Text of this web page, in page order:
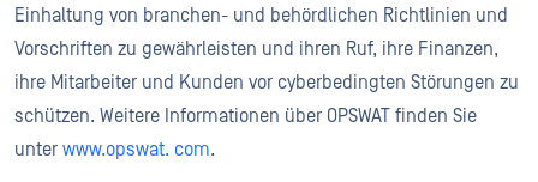
Einhaltung von branchen- und behördlichen Richtlinien und
Vorschriften zu gewährleisten und ihren Ruf, ihre Finanzen,
ihre Mitarbeiter und Kunden vor cyberbedingten Störungen zu
schützen. Weitere Informationen über OPSWAT finden Sie
unter www.opswat. com.